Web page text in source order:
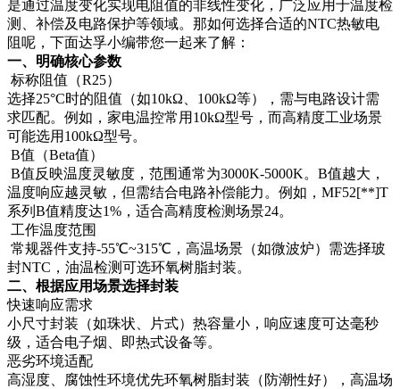
是通过温度变化实现电阻值的非线性变化，广泛应用于温度检
测、补偿及电路保护等领域‌。那如何选择合适的NTC热敏电
阻呢，下面达孚小编带您一起来了解：
一、明确核心参数‌
‌标称阻值（R25）‌
选择25°C时的阻值（如10kΩ、100kΩ等），需与电路设计需
求匹配。例如，家电温控常用10kΩ型号，而高精度工业场景
可能选用100kΩ型号‌。
‌B值（Beta值）‌
B值反映温度灵敏度，范围通常为3000K-5000K。B值越大，
温度响应越灵敏，但需结合电路补偿能力。例如，MF52[**]T
系列B值精度达1%，适合高精度检测场景‌24。
工作温度范围‌
常规器件支持-55℃~315℃，高温场景（如微波炉）需选择玻
封NTC，油温检测可选环氧树脂封装‌。
二、根据应用场景选择封装‌
快速响应需求‌
小尺寸封装（如珠状、片式）热容量小，响应速度可达毫秒
级，适合电子烟、即热式设备等‌。
‌恶劣环境适配‌
高湿度、腐蚀性环境优先环氧树脂封装（防潮性好），高温场